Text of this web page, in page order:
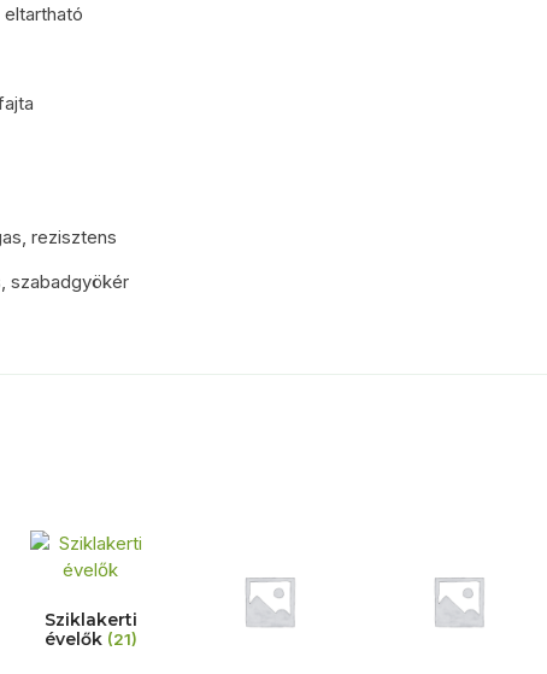
rezisztens
szabadgyökér
Sziklakerti
évelők (21)